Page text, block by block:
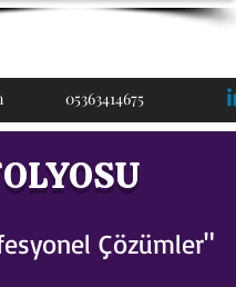
05363414675
Çözümler"